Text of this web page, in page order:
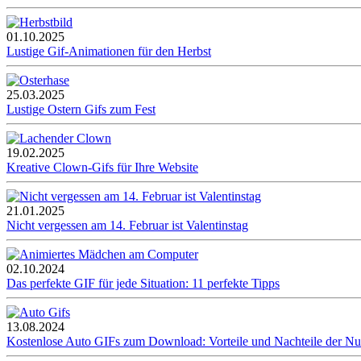
01.10.2025
Lustige Gif-Animationen für den Herbst
25.03.2025
Lustige Ostern Gifs zum Fest
19.02.2025
Kreative Clown-Gifs für Ihre Website
21.01.2025
Nicht vergessen am 14. Februar ist Valentinstag
02.10.2024
Das perfekte GIF für jede Situation: 11 perfekte Tipps
13.08.2024
Kostenlose Auto GIFs zum Download: Vorteile und Nachteile der